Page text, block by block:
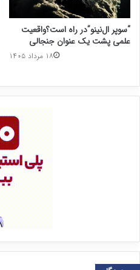
“سوپر ال‌نینو”در راه است؟واقعیت
علمی پشت یک عنوان جنجالی
۱۸ مرداد ۱۴۰۵